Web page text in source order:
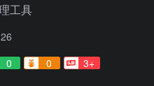
工具
0 0 3+